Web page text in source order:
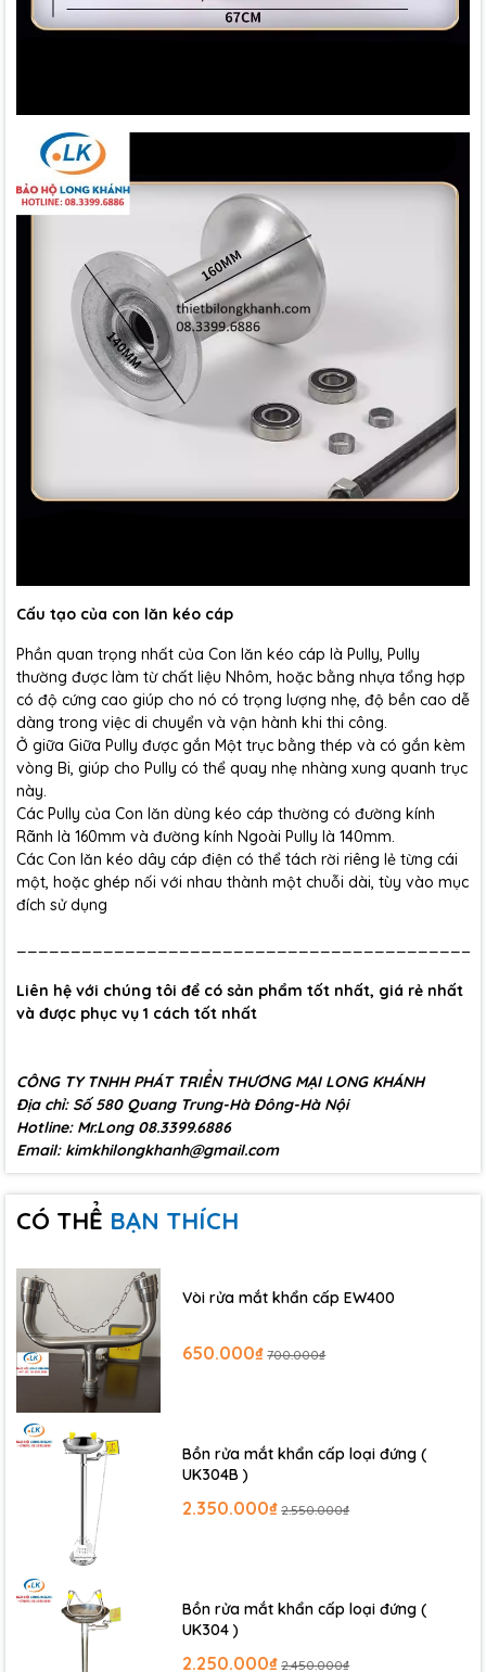
Cấu tạo của con lăn kéo cáp
Phần quan trọng nhất của Con lăn kéo cáp là Pully, Pully
thường được làm từ chất liệu Nhôm, hoặc bằng nhựa tổng hợp
có độ cứng cao giúp cho nó có trọng lượng nhẹ, độ bền cao dễ
dàng trong việc di chuyển và vận hành khi thi công.
Ở giữa Giữa Pully được gắn Một trục bằng thép và có gắn kèm
vòng Bi, giúp cho Pully có thể quay nhẹ nhàng xung quanh trục
này.
Các Pully của Con lăn dùng kéo cáp thường có đường kính
Rãnh là 160mm và đường kính Ngoài Pully là 140mm.
Các Con lăn kéo dây cáp điện có thể tách rời riêng lẻ từng cái
một, hoặc ghép nối với nhau thành một chuỗi dài, tùy vào mục
đích sử dụng
Liên hệ với chúng tôi để có sản phẩm tốt nhất, giá rẻ nhất
và được phục vụ 1 cách tốt nhất
CÔNG TY TNHH PHÁT TRIỂN THƯƠNG MẠI LONG KHÁNH
Địa chỉ: Số 580 Quang Trung-Hà Đông-Hà Nội
Hotline: Mr.Long 08.3399.6886
Email: kimkhilongkhanh@gmail.com
CÓ THỂ BẠN THÍCH
Vòi rửa mắt khẩn cấp EW400
650.000₫ 700.000₫
Bồn rửa mắt khẩn cấp loại đứng (
UK304B )
2.350.000₫ 2.550.000₫
Bồn rửa mắt khẩn cấp loại đứng (
UK304 )
2.250.000₫ 2.450.000₫